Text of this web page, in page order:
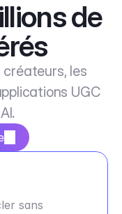
de
les
UGC
sans